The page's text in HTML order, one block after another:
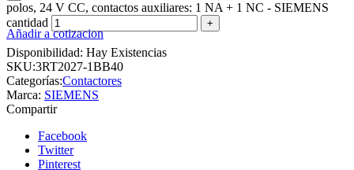
polos, 24 V CC, contactos auxiliares: 1 NA + 1 NC - SIEMENS
cantidad
Añadir a cotizacion
Disponibilidad: Hay Existencias
SKU:3RT2027-1BB40
Categorías:Contactores
Marca: SIEMENS
Compartir
Facebook
Twitter
Pinterest